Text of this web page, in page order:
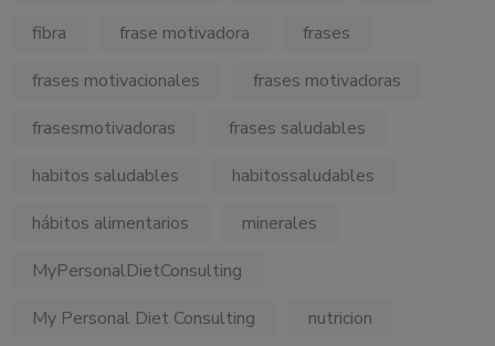
fibra
frase motivadora
frases
frases motivacionales
frases motivadoras
frasesmotivadoras
frases saludables
habitos saludables
habitossaludables
hábitos alimentarios
minerales
MyPersonalDietConsulting
My Personal Diet Consulting
nutricion